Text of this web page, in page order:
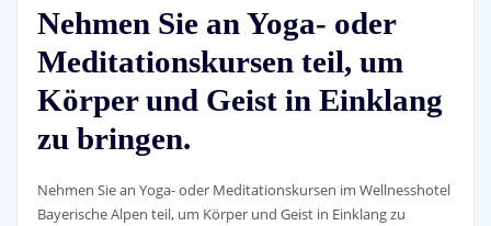
Nehmen Sie an Yoga- oder
Meditationskursen teil, um
Körper und Geist in Einklang
zu bringen.
Nehmen Sie an Yoga- oder Meditationskursen im Wellnesshotel
Bayerische Alpen teil, um Körper und Geist in Einklang zu